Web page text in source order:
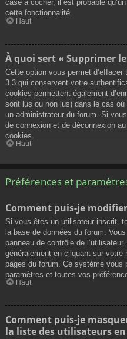
case à cocher, il est probable
cette fonctionnalité.
Haut
À quoi sert « Supprimer
Cette option vous permet
3.3 qui conservent votre
cookies permettent également
sont lus ou non lus) dans le cas
un administrateur du forum. Si
de connexion et de déconnexion
cookies.
Haut
Préférences et
Comment puis-je
Si vous êtes un utilisateur inscrit,
la base de données du forum.
panneau de contrôle de
généralement en cliquant sur votre
pages du forum. Ce système vous
paramètres et toutes vos
Haut
Comment puis-je
la liste des utilisateurs en